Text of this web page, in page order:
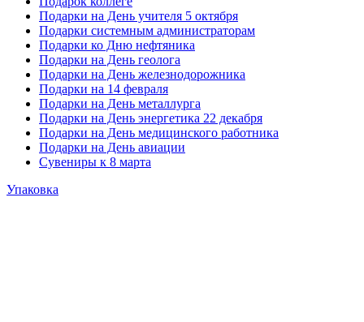
Подарки на День учителя 5 октября
Подарки системным администраторам
Подарки ко Дню нефтяника
Подарки на День геолога
Подарки на День железнодорожника
Подарки на 14 февраля
Подарки на День металлурга
Подарки на День энергетика 22 декабря
Подарки на День медицинского работника
Подарки на День авиации
Сувениры к 8 марта
Упаковка